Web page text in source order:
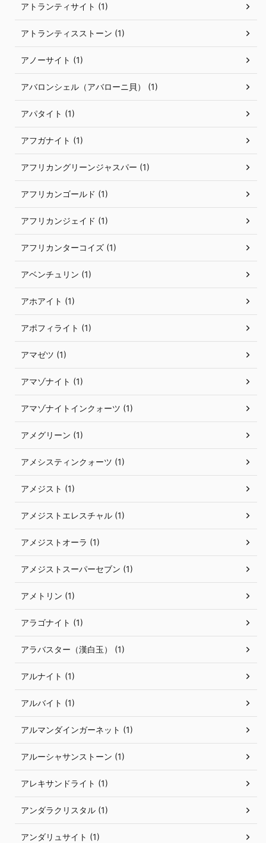
アトランティサイト (1)
アトランティスストーン (1)
アノーサイト (1)
アバロンシェル（アバローニ貝） (1)
アパタイト (1)
アフガナイト (1)
アフリカングリーンジャスパー (1)
アフリカンゴールド (1)
アフリカンジェイド (1)
アフリカンターコイズ (1)
アベンチュリン (1)
アホアイト (1)
アポフィライト (1)
アマゼツ (1)
アマゾナイト (1)
アマゾナイトインクォーツ (1)
アメグリーン (1)
アメシスティンクォーツ (1)
アメジスト (1)
アメジストエレスチャル (1)
アメジストオーラ (1)
アメジストスーパーセブン (1)
アメトリン (1)
アラゴナイト (1)
アラバスター（漢白玉） (1)
アルナイト (1)
アルバイト (1)
アルマンダインガーネット (1)
アルーシャサンストーン (1)
アレキサンドライト (1)
アンダラクリスタル (1)
アンダリュサイト (1)